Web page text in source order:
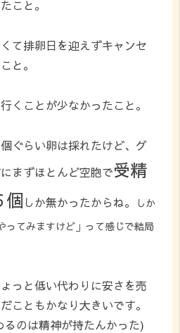
こと。
て排卵日を迎えずキャンセ
と。
くことが少なかったこと。
ぐらい卵は採れたけど、グ
まずほとんど空胞で受精
個 しか無かったからね。
しか
ってみますけど」って感じで結局
っと低い代わりに安さを売
こともかなり大きいです。
のは精神が持たんかった)